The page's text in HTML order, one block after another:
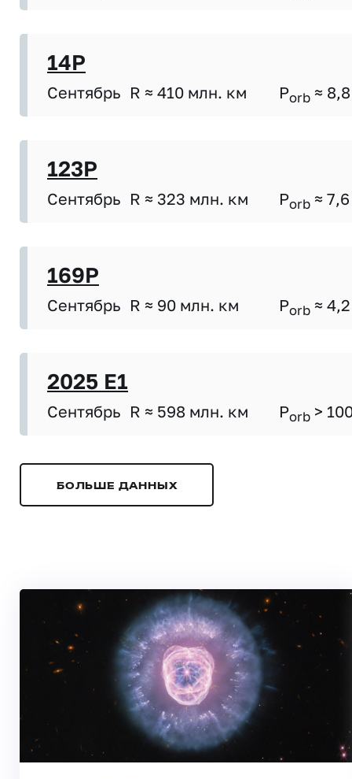
14P
Сентябрь R ≈ 410 млн. км Porb ≈ 8,8
123P
Сентябрь R ≈ 323 млн. км Porb ≈ 7,6
169P
Сентябрь R ≈ 90 млн. км Porb ≈ 4,2
2025 E1
Сентябрь R ≈ 598 млн. км Porb >
БОЛЬШЕ ДАННЫХ